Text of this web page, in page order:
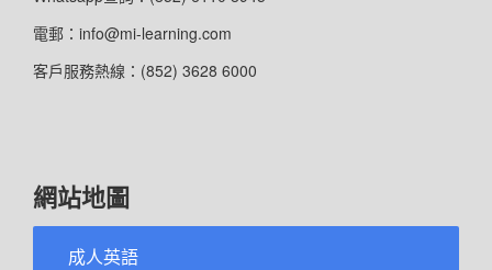
電郵：info@mi-learning.com
客戶服務熱線：(852) 3628 6000
網站地圖
成人英語